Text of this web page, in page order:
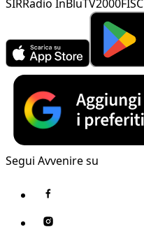
SIRRadio InBluTV2000FISC
Segui Avvenire su